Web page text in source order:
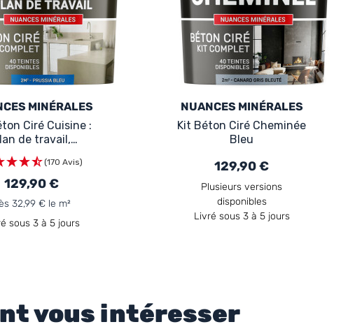
MINÉRALES
Ciré Cuisine :
de travail,
Bleu
(170 Avis)
129,90 €
32,99 € le m²
sous 3 à 5 jours
NUANCES MINÉRALES
Kit Béton Ciré Cheminée
Bleu
129,90 €
Plusieurs versions
disponibles
Livré sous 3 à 5 jours
vous intéresser